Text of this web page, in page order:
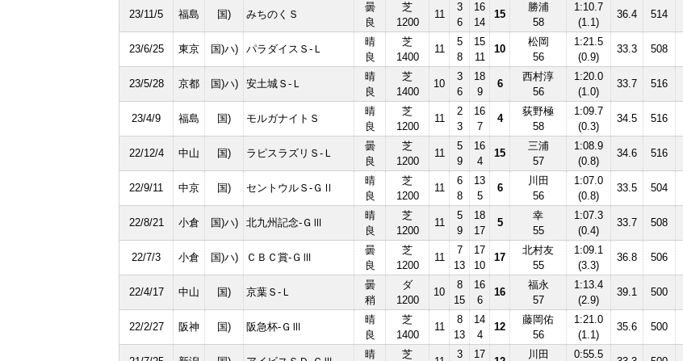
23/11/5 福島 国) みちのくＳ
曇
良
芝
1200
11
3
6
16
14
15
勝浦
58
1:10.7
(1.1)
36.4 514
23/6/25 東京 国)ハ) パラダイスＳ-Ｌ
晴
良
芝
1400
11
5
8
15
11
10
松岡
56
1:21.5
(0.9)
33.3 508
23/5/28 京都 国)ハ) 安土城Ｓ-Ｌ
晴
良
芝
1400
10
3
6
18
9
6
西村淳
56
1:20.0
(1.0)
33.7 516
23/4/9 福島 国) モルガナイトＳ
晴
良
芝
1200
11
2
3
16
7
4
荻野極
58
1:09.7
(0.3)
34.5 516
22/12/4 中山 国) ラピスラズリＳ-Ｌ
曇
良
芝
1200
11
5
9
16
4
15
三浦
57
1:08.9
(0.8)
34.6 516
22/9/11 中京 国) セントウルＳ-ＧⅡ
晴
良
芝
1200
11
6
8
13
5
6
川田
56
1:07.0
(0.8)
33.5 504
22/8/21 小倉 国)ハ) 北九州記念-ＧⅢ
晴
良
芝
1200
11
5
9
18
17
5
幸
55
1:07.3
(0.4)
33.7 508
22/7/3 小倉 国)ハ) ＣＢＣ賞-ＧⅢ
曇
良
芝
1200
11
7
13
17
10
17
北村友
55
1:09.1
(3.3)
36.8 506
22/4/17 中山 国) 京葉Ｓ-Ｌ
曇
稍
ダ
1200
10
8
15
16
6
16
福永
57
1:13.4
(2.9)
39.1 500
22/2/27 阪神 国) 阪急杯-ＧⅢ
晴
良
芝
1400
11
8
13
14
4
12
藤岡佑
56
1:21.0
(1.1)
35.6 500
晴
芝
3
17
川田
0:55.5